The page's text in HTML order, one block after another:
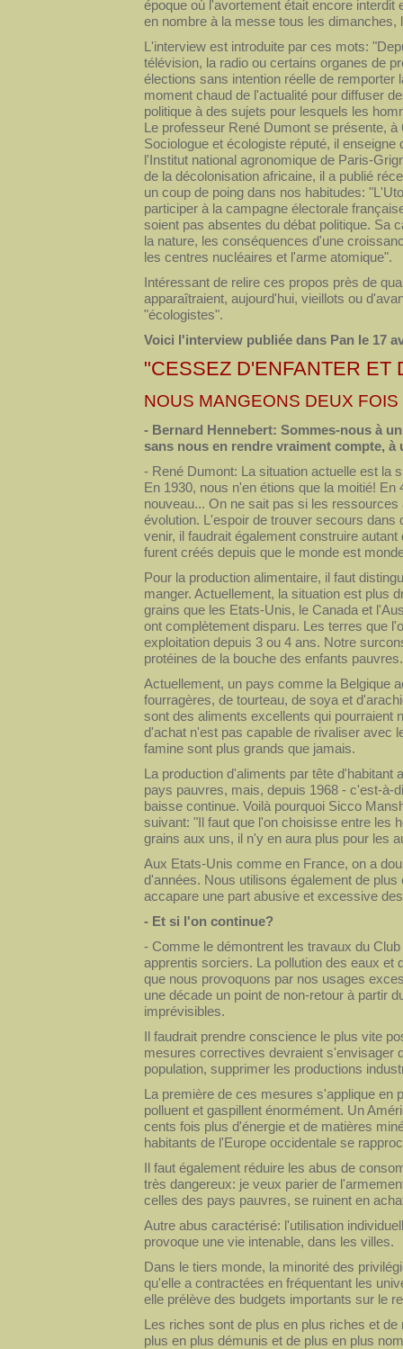
époque où l'avortement était encore
en nombre à la messe tous les dimanches,
L'interview est introduite par ces mots:
télévision, la radio ou certains organes de
élections sans intention réelle de
moment chaud de l'actualité pour diffuser
politique à des sujets pour lesquels les
Le professeur René Dumont se présente,
Sociologue et écologiste réputé, il
l'Institut national agronomique de Paris-
de la décolonisation africaine, il a publié
un coup de poing dans nos habitudes:
participer à la campagne électorale
soient pas absentes du débat politique. Sa
la nature, les conséquences d'une
les centres nucléaires et l'arme atomique".
Intéressant de relire ces propos près de
apparaîtraient, aujourd'hui, vieillots ou
"écologistes".
Voici l'interview publiée dans Pan le 17
"CESSEZ D'ENFANTER ET
NOUS MANGEONS DEUX
- Bernard Hennebert: Sommes-nous à
sans nous en rendre vraiment compte,
- René Dumont: La situation actuelle est la
En 1930, nous n'en étions que la moitié!
nouveau... On ne sait pas si les
évolution. L'espoir de trouver secours
venir, il faudrait également construire
furent créés depuis que le monde est
Pour la production alimentaire, il faut
manger. Actuellement, la situation est plus
grains que les Etats-Unis, le Canada et
ont complètement disparu. Les terres que
exploitation depuis 3 ou 4 ans. Notre
protéines de la bouche des enfants pauvres.
Actuellement, un pays comme la Belgique
fourragères, de tourteau, de soya et
sont des aliments excellents qui pourraient
d'achat n'est pas capable de rivaliser avec
famine sont plus grands que jamais.
La production d'aliments par tête d'habitant
pays pauvres, mais, depuis 1968 - c'est-à-
baisse continue. Voilà pourquoi Sicco
suivant: "Il faut que l'on choisisse entre les
grains aux uns, il n'y en aura plus pour les
Aux Etats-Unis comme en France, on a
d'années. Nous utilisons également de
accapare une part abusive et excessive
- Et si l'on continue?
- Comme le démontrent les travaux du
apprentis sorciers. La pollution des eaux
que nous provoquons par nos usages
une décade un point de non-retour à partir
imprévisibles.
Il faudrait prendre conscience le plus vite
mesures correctives devraient s'envisager
population, supprimer les productions
La première de ces mesures s'applique en
polluent et gaspillent énormément. Un
cents fois plus d'énergie et de matières
habitants de l'Europe occidentale se
Il faut également réduire les abus de
très dangereux: je veux parier de
celles des pays pauvres, se ruinent en
Autre abus caractérisé: l'utilisation
provoque une vie intenable, dans les villes.
Dans le tiers monde, la minorité des
qu'elle a contractées en fréquentant les
elle prélève des budgets importants sur le
Les riches sont de plus en plus riches et
plus en plus démunis et de plus en plus